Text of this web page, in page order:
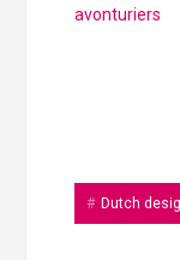
avonturiers
Dutch